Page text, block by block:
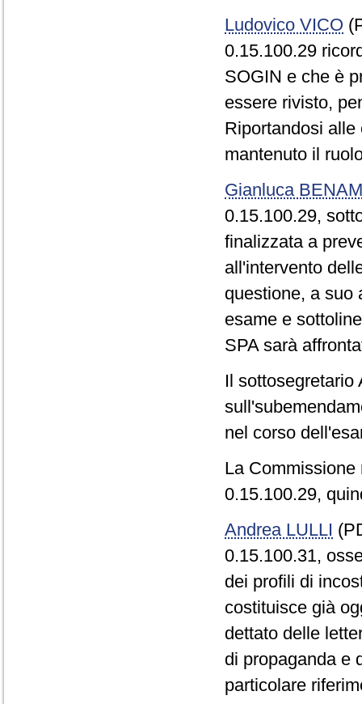
Ludovico VICO
0.15.100.29
SOGIN e che è
essere rivisto,
Riportandosi
mantenuto il
Gianluca
0.15.100.29,
finalizzata a
all'intervento
questione, a suo
esame e
SPA sarà
Il sottosegretario
nel corso
La
0.15.100.29,
Andrea LULLI
0.15.100.31,
dei profili di
costituisce già
dettato delle
di propaganda e
particolare